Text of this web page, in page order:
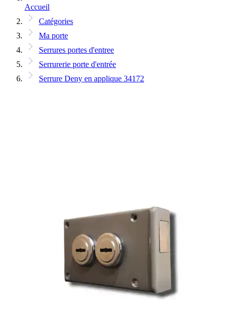
Accueil
Catégories
Ma porte
Serrures portes d'entree
Serrurerie porte d'entrée
Serrure Deny en applique 34172